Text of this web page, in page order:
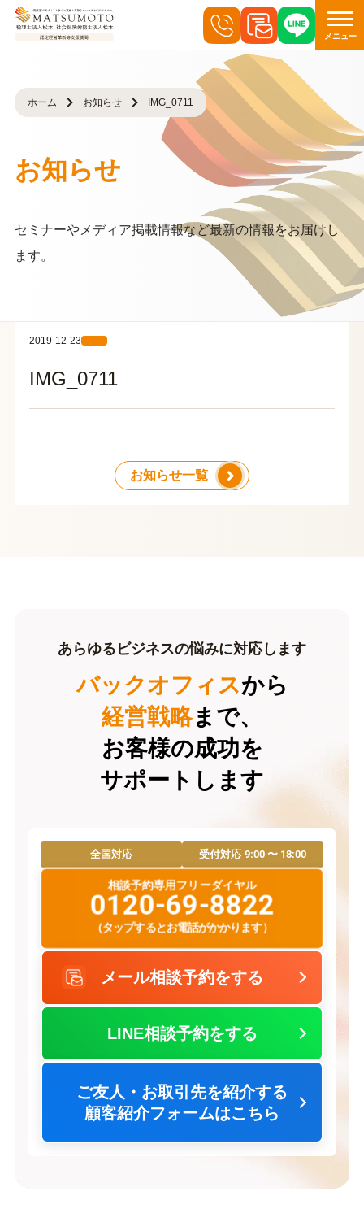
メニュー
ホーム お知らせ IMG_0711
お知らせ
セミナーやメディア掲載情報など最新の情報をお届けし
ます。
2019-12-23
IMG_0711
お知らせ一覧
あらゆるビジネスの悩みに対応します
バックオフィスから
経営戦略まで、
お客様の成功を
サポートします
全国対応 受付対応9:00 〜 18:00
相談予約専用フリーダイヤル
0120-69-8822
（タップするとお電話がかかります）
メール相談予約をする
LINE相談予約をする
ご友人・お取引先を紹介する
顧客紹介フォームはこちら